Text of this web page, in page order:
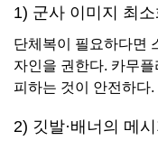
1) 군사 이미지 최
단체복이 필요하다면
자인을 권한다. 카무
피하는 것이 안전하다.
2) 깃발·배너의 메